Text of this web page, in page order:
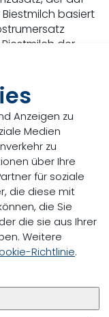
Anzeigen zu
Medien
zu
über Ihre
für soziale
die diese mit
die Sie
die sie aus Ihrer
Weitere
Richtlinie.
basiert
der
20%
für junge
können daher
werden.
von den
wird.
die beste
des